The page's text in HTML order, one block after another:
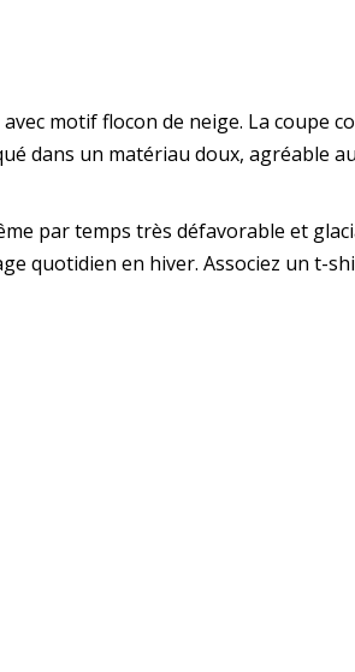
motif flocon de neige. La coupe
dans un matériau doux, agréable
par temps très défavorable et
quotidien en hiver. Associez un t-